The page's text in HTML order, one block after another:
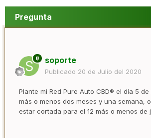
Pregunta
soporte
Publicado 20 de Julio del 2020
Plante mi Red Pure Auto CBD® el día 5
más o menos dos meses y una semana,
estar cortada para el 12 más o menos de